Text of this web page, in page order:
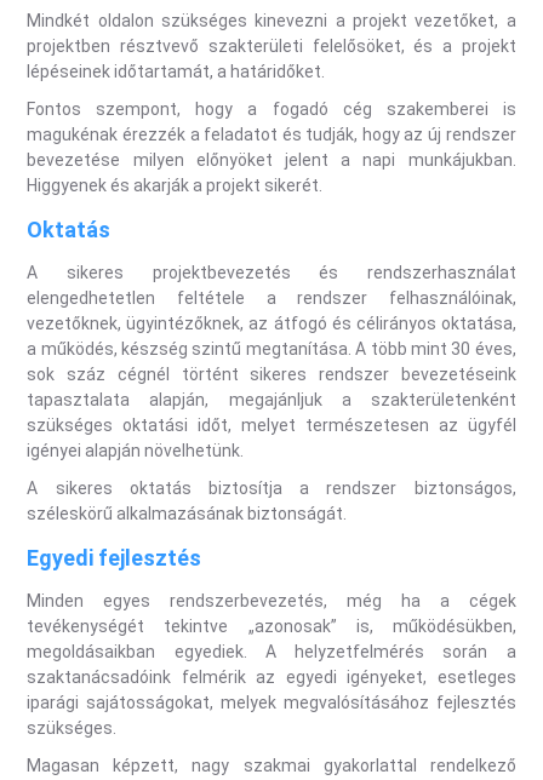
Mindkét oldalon szükséges kinevezni a projekt vezetőket, a
projektben résztvevő szakterületi felelősöket, és a projekt
lépéseinek időtartamát, a határidőket.
Fontos szempont, hogy a fogadó cég szakemberei is
magukénak érezzék a feladatot és tudják, hogy az új rendszer
bevezetése milyen előnyöket jelent a napi munkájukban.
Higgyenek és akarják a projekt sikerét.
Oktatás
A sikeres projektbevezetés és rendszerhasználat
elengedhetetlen feltétele a rendszer felhasználóinak,
vezetőknek, ügyintézőknek, az átfogó és célirányos oktatása,
a működés, készség szintű megtanítása. A több mint 30 éves,
sok száz cégnél történt sikeres rendszer bevezetéseink
tapasztalata alapján, megajánljuk a szakterületenként
szükséges oktatási időt, melyet természetesen az ügyfél
igényei alapján növelhetünk.
A sikeres oktatás biztosítja a rendszer biztonságos,
széleskörű alkalmazásának biztonságát.
Egyedi fejlesztés
Minden egyes rendszerbevezetés, még ha a cégek
tevékenységét tekintve „azonosak” is, működésükben,
megoldásaikban egyediek. A helyzetfelmérés során a
szaktanácsadóink felmérik az egyedi igényeket, esetleges
iparági sajátosságokat, melyek megvalósításához fejlesztés
szükséges.
Magasan képzett, nagy szakmai gyakorlattal rendelkező